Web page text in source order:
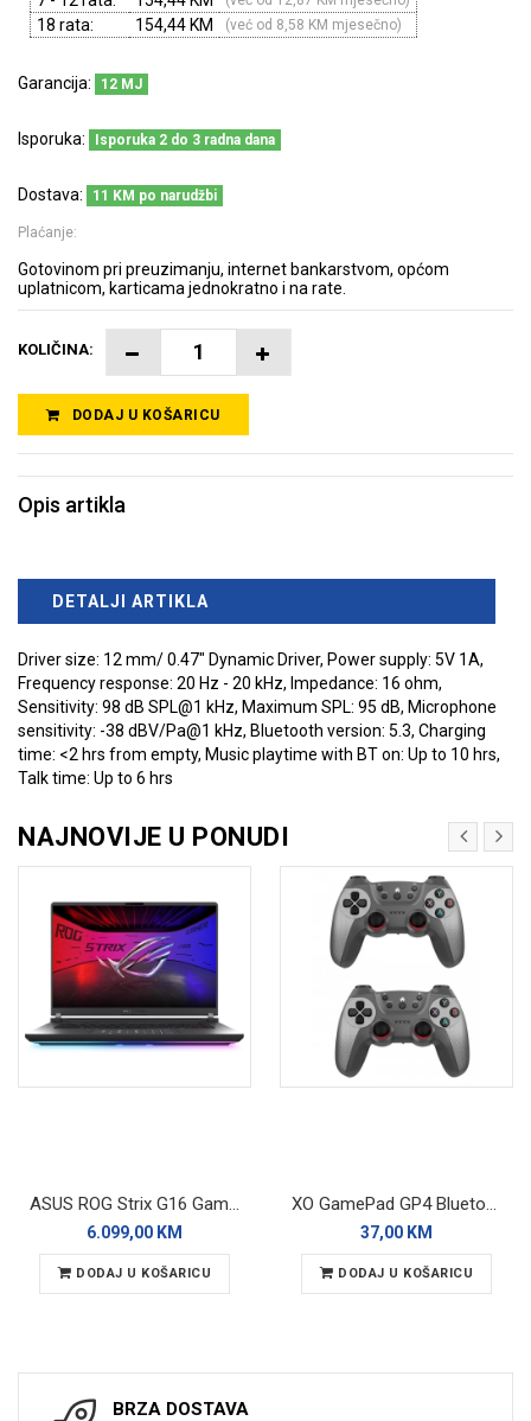
18 rata: 154,44 KM (već od 8,58 KM mjesečno)
Garancija: 12 MJ
Isporuka: Isporuka 2 do 3 radna dana
Dostava: 11 KM po narudžbi
Plaćanje:
Gotovinom pri preuzimanju, internet bankarstvom, općom
uplatnicom, karticama jednokratno i na rate.
KOLIČINA:
DODAJ U KOŠARICU
Opis artikla
DETALJI ARTIKLA
Driver size: 12 mm/ 0.47" Dynamic Driver, Power supply: 5V 1A,
Frequency response: 20 Hz - 20 kHz, Impedance: 16 ohm,
Sensitivity: 98 dB SPL@1 kHz, Maximum SPL: 95 dB, Microphone
sensitivity: -38 dBV/Pa@1 kHz, Bluetooth version: 5.3, Charging
time: <2 hrs from empty, Music playtime with BT on: Up to 10 hrs,
Talk time: Up to 6 hrs
NAJNOVIJE U PONUDI
ASUS ROG Strix G16 Gaming laptop G615LP-TS219
6.099,00 KM
DODAJ U KOŠARICU
XO GamePad GP4 Bluetooth/Wired Gray (2-PACK)
37,00 KM
DODAJ U KOŠARICU
BRZA DOSTAVA